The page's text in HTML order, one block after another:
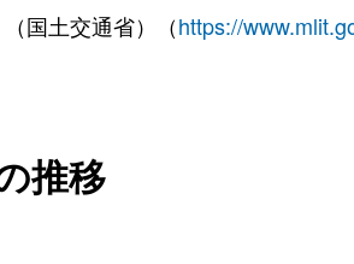
国土交通省）（https://
推移